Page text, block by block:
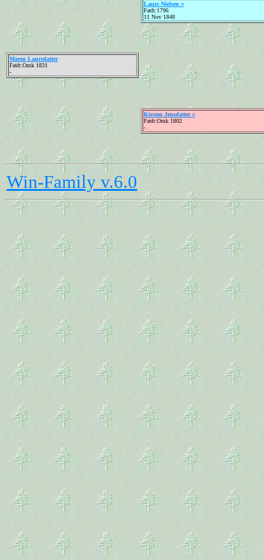
Maren Laursdatter
Født:Omk 1831
-
Laurs Nielsen ¤
Født:1796
11 Nov 1848
Kirsten Jensdatter ¤
Født:Omk 1802
-
Win-Family v.6.0